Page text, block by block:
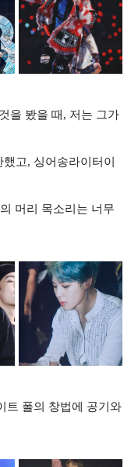
을 봤을 때, 저는 그가
고, 싱어송라이터이
머리 목소리는 너무
트 폴의 창법에 공기와